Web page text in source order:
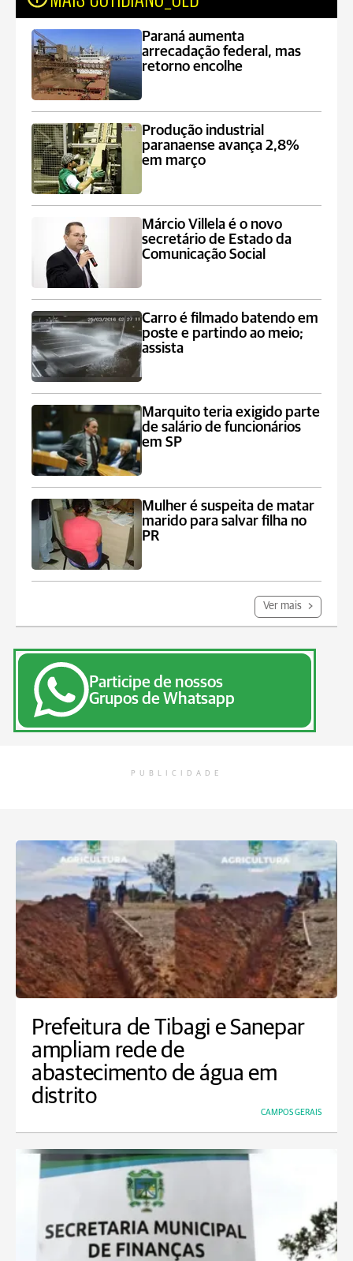
Paraná aumenta
arrecadação federal, mas
retorno encolhe
Produção industrial
paranaense avança 2,8%
em março
Márcio Villela é o novo
secretário de Estado da
Comunicação Social
Carro é filmado batendo em
poste e partindo ao meio;
assista
Marquito teria exigido parte
de salário de funcionários
em SP
Mulher é suspeita de matar
marido para salvar filha no
PR
Ver mais
Participe de nossos
Grupos de Whatsapp
PUBLICIDADE
Prefeitura de Tibagi e Sanepar
ampliam rede de
abastecimento de água em
distrito
CAMPOS GERAIS